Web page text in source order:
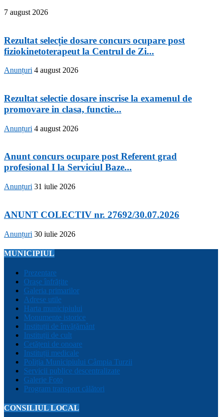
7 august 2026
Rezultat selecție dosare concurs ocupare post
fiziokinetoterapeut la Centrul de Zi...
Anunțuri 4 august 2026
Rezultat selectie dosare inscrise la examenul de
promovare in clasa, functie...
Anunțuri 4 august 2026
Anunt concurs ocupare post Referent grad
profesional I la Serviciul Baze...
Anunțuri 31 iulie 2026
ANUNT COLECTIV nr. 27692/30.07.2026
Anunțuri 30 iulie 2026
MUNICIPIUL
Prezentare
Orașe înfrățite
Galeria primarilor
Adrese utile
Harta municipiului
Monumente istorice
Instituții de învățământ
Instituții de cult
Cetățeni de onoare
Instituții medicale
Poliția Municipiului Câmpia Turzii
Servicii publice descentralizate
Galerie Foto
Program transport călători
CONSILIUL LOCAL